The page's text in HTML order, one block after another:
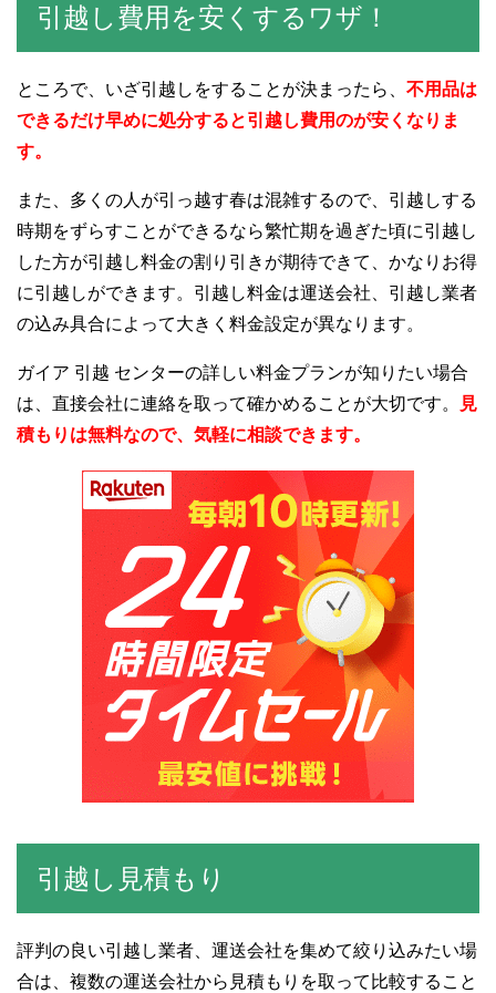
引越し費用を安くするワザ！
ところで、いざ引越しをすることが決まったら、 不用品は
できるだけ早めに処分すると引越し費用のが安くなりま
す。
また、多くの人が引っ越す春は混雑するので、引越しする
時期をずらすことができるなら繁忙期を過ぎた頃に引越し
した方が引越し料金の割り引きが期待できて、かなりお得
に引越しができます。引越し料金は運送会社、引越し業者
の込み具合によって大きく料金設定が異なります。
ガイア 引越 センターの詳しい料金プランが知りたい場合
は、直接会社に連絡を取って確かめることが大切です。
見
積もりは無料なので、気軽に相談できます。
引越し見積もり
評判の良い引越し業者、運送会社を集めて絞り込みたい場
合は、複数の運送会社から見積もりを取って比較すること